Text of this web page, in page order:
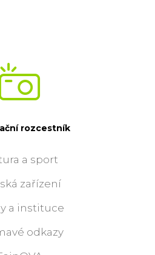
rozcestník
a sport
zařízení
a instituce
odkazy